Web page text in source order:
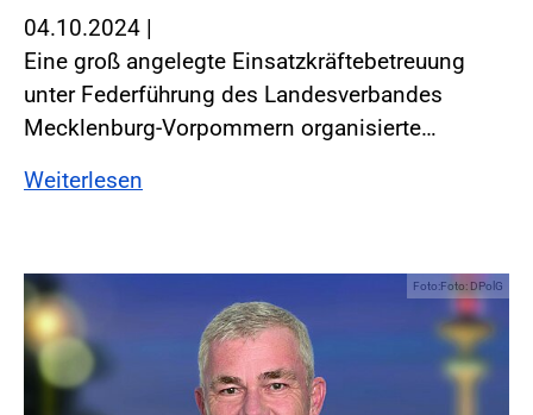
04.10.2024 |
Eine groß angelegte Einsatzkräftebetreuung
unter Federführung des Landesverbandes
Mecklenburg-Vorpommern organisierte…
Weiterlesen
Foto:Foto: DPolG